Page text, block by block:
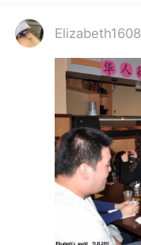
Elizabeth1608